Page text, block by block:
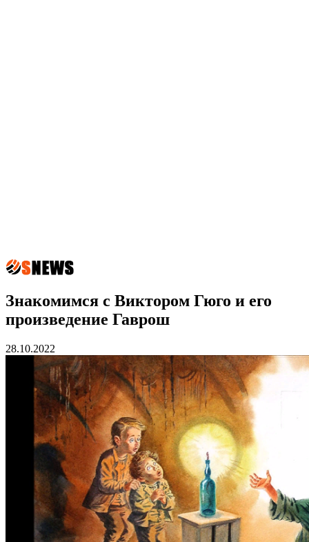
Знакомимся с Виктором Гюго и его
произведение Гаврош
28.10.2022